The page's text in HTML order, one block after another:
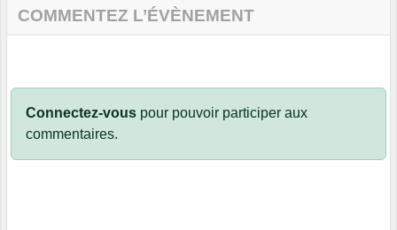
COMMENTEZ L’ÉVÈNEMENT
Connectez-vous pour pouvoir participer aux
commentaires.